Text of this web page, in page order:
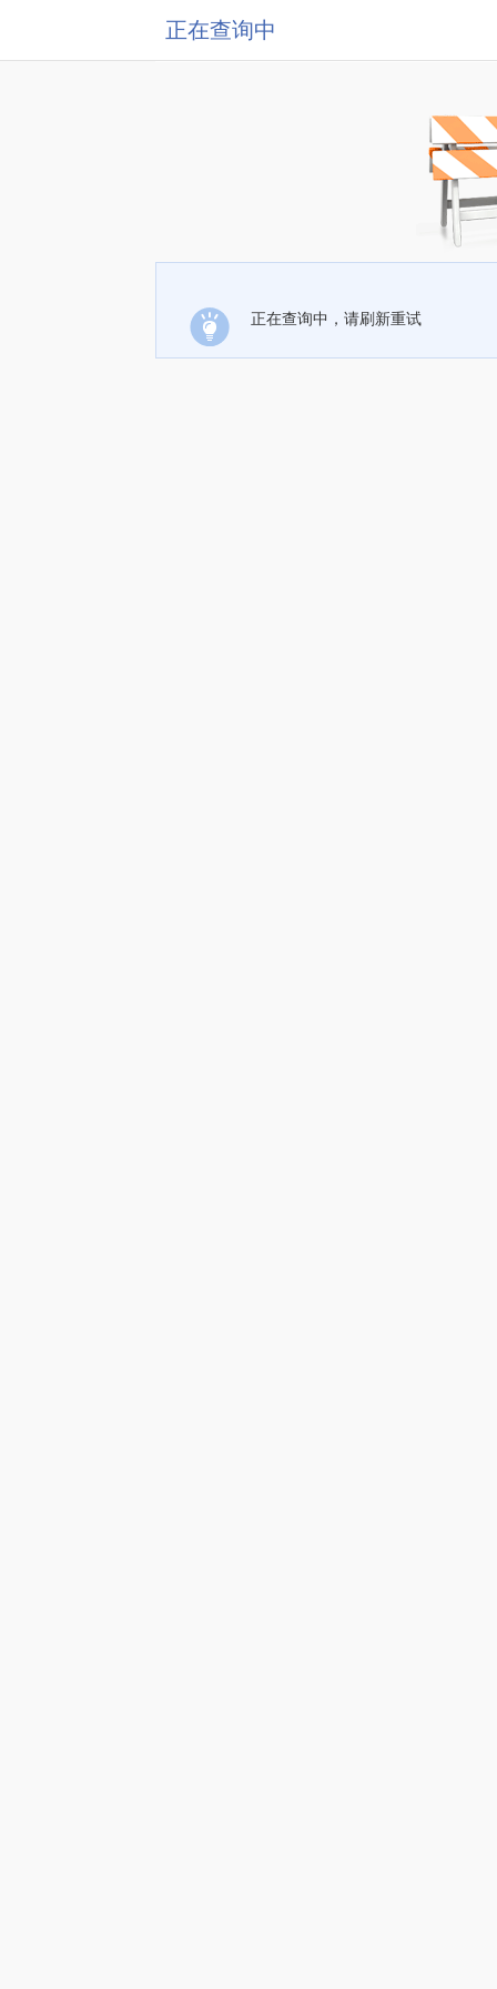
正在查询中
正在查询中，请刷新重试